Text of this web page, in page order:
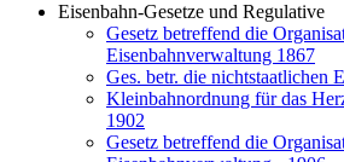
Eisenbahn-Gesetze und Regulative
Gesetz betreffend die
Eisenbahnverwaltung 1867
Ges. betr. die nichtstaatlichen
Kleinbahnordnung für das
1902
Gesetz betreffend die